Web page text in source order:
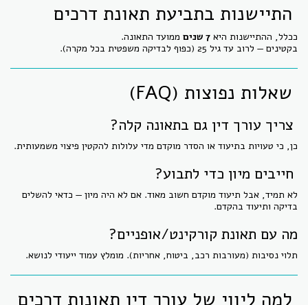
התיישנות בתביעת תאונת דרכים
ככלל, ההתיישנות היא 7 שנים
ממועד התאונה.
בקטינים — לרוב עד גיל 25 (כפוף לבדיקה משפטית בכל מקרה).
שאלות נפוצות (FAQ)
צריך עורך דין גם בתאונה קלה?
כן, כי טעויות בתיעוד או הסדר מוקדם מדי עלולות להקטין פיצוי משמעותית.
חייבים מיון כדי לתבוע?
לא תמיד, אבל תיעוד מוקדם חשוב מאוד. אם לא היה מיון — כדאי להשלים
בדיקה ותיעוד בהקדם.
מה עם תאונת קורקינט/אופניים?
תלוי נסיבות (מעורבות רכב, ביטוח, אחריות). מומלץ עמוד ייעודי לנושא.
למה ליווי של עורך דין תאונות דרכים